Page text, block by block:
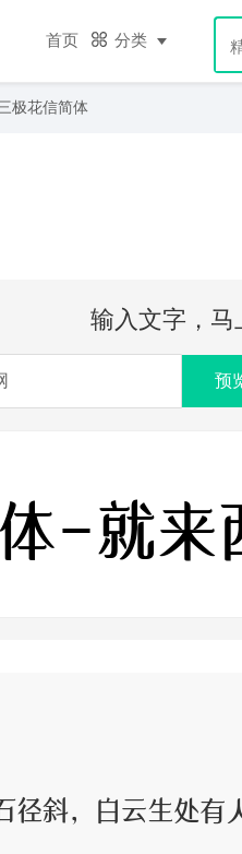
首页 分类
极花信简体
输入文字，马
预
-就来
径斜，白云生处有